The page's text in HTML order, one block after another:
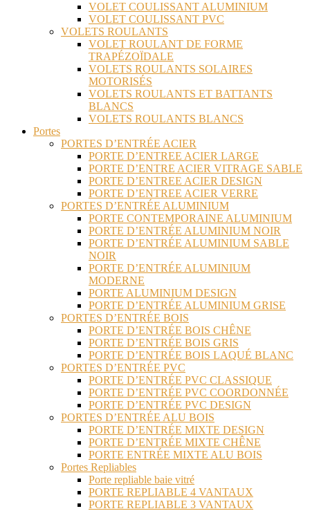
VOLET COULISSANT ALUMINIUM
VOLET COULISSANT PVC
VOLETS ROULANTS
VOLET ROULANT DE FORME
TRAPÉZOÏDALE
VOLETS ROULANTS SOLAIRES
MOTORISÉS
VOLETS ROULANTS ET BATTANTS
BLANCS
VOLETS ROULANTS BLANCS
Portes
PORTES D’ENTRÉE ACIER
PORTE D’ENTREE ACIER LARGE
PORTE D’ENTRE ACIER VITRAGE SABLE
PORTE D’ENTREE ACIER DESIGN
PORTE D’ENTREE ACIER VERRE
PORTES D’ENTRÉE ALUMINIUM
PORTE CONTEMPORAINE ALUMINIUM
PORTE D’ENTRÉE ALUMINIUM NOIR
PORTE D’ENTRÉE ALUMINIUM SABLE
NOIR
PORTE D’ENTRÉE ALUMINIUM
MODERNE
PORTE ALUMINIUM DESIGN
PORTE D’ENTRÉE ALUMINIUM GRISE
PORTES D’ENTRÉE BOIS
PORTE D’ENTRÉE BOIS CHÊNE
PORTE D’ENTRÉE BOIS GRIS
PORTE D’ENTRÉE BOIS LAQUÉ BLANC
PORTES D’ENTRÉE PVC
PORTE D’ENTRÉE PVC CLASSIQUE
PORTE D’ENTRÉE PVC COORDONNÉE
PORTE D’ENTRÉE PVC DESIGN
PORTES D’ENTRÉE ALU BOIS
PORTE D’ENTRÉE MIXTE DESIGN
PORTE D’ENTRÉE MIXTE CHÊNE
PORTE ENTRÉE MIXTE ALU BOIS
Portes Repliables
Porte repliable baie vitré
PORTE REPLIABLE 4 VANTAUX
PORTE REPLIABLE 3 VANTAUX